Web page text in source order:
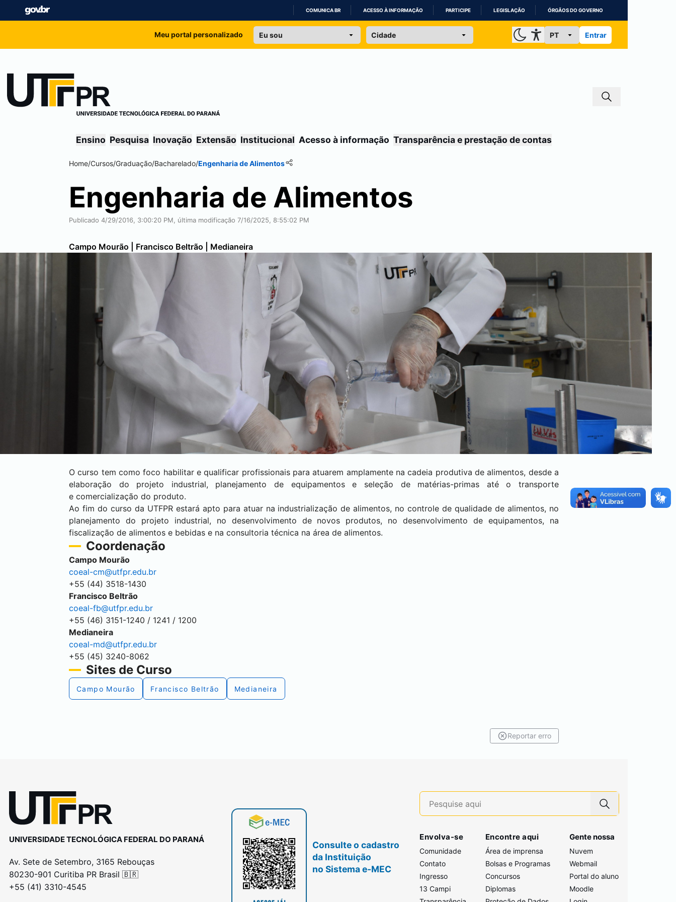
IR
COMUNICA BR ACESSO À INFORMAÇÃO PARTICIPE LEGISLAÇÃO ÓRGÃOS DO GOVERNO
Meu portal personalizado Entrar
Ensino Pesquisa Inovação Extensão Institucional Acesso à informação Transparência e prestação de contas
Home/Cursos/Graduação/Bacharelado/Engenharia de Alimentos
Engenharia de Alimentos
Publicado 4/29/2016, 3:00:20 PM, última modificação 7/16/2025, 8:55:02 PM
Campo Mourão Francisco Beltrão Medianeira
O curso tem como foco habilitar e qualificar profissionais para atuarem amplamente na cadeia produtiva de alimentos, desde a
elaboração do projeto industrial, planejamento de equipamentos e seleção de matérias-primas até o transporte
e comercialização do produto.
Ao fim do curso da UTFPR estará apto para atuar na industrialização de alimentos, no controle de qualidade de alimentos, no
planejamento do projeto industrial, no desenvolvimento de novos produtos, no desenvolvimento de equipamentos, na
fiscalização de alimentos e bebidas e na consultoria técnica na área de alimentos.
Coordenação
Campo Mourão
coeal-cm@utfpr.edu.br
+55 (44) 3518-1430
Francisco Beltrão
coeal-fb@utfpr.edu.br
+55 (46) 3151-1240 / 1241 / 1200
Medianeira
coeal-md@utfpr.edu.br
+55 (45) 3240-8062
Sites de Curso
Campo Mourão Francisco Beltrão Medianeira
Reportar erro
UNIVERSIDADE TECNOLÓGICA FEDERAL DO PARANÁ
Av. Sete de Setembro, 3165 Rebouças
80230-901 Curitiba PR Brasil 🇧🇷
+55 (41) 3310-4545
Consulte o cadastro
da Instituição
no Sistema e-MEC
Envolva-se
Comunidade
Contato
Ingresso
13 Campi
Encontre aqui
Área de imprensa
Bolsas e Programas
Concursos
Diplomas
Gente nossa
Nuvem
Webmail
Portal do aluno
Moodle